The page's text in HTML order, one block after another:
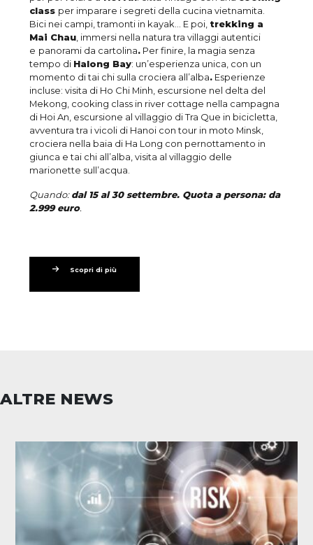
class per imparare i segreti della cucina vietnamita.
Bici nei campi, tramonti in kayak… E poi, trekking a
Mai Chau , immersi nella natura tra villaggi autentici
e panorami da cartolina. Per finire, la magia senza
tempo di Halong Bay: un’esperienza unica, con un
momento di tai chi sulla crociera all’alba. Esperienze
incluse: visita di Ho Chi Minh, escursione nel delta del
Mekong, cooking class in river cottage nella campagna
di Hoi An, escursione al villaggio di Tra Que in bicicletta,
avventura tra i vicoli di Hanoi con tour in moto Minsk,
crociera nella baia di Ha Long con pernottamento in
giunca e tai chi all’alba, visita al villaggio delle
marionette sull’acqua.
Quando:dal 15 al 30 settembre. Quota a persona: da
2.999 euro.
Scopri di più
ALTRE NEWS